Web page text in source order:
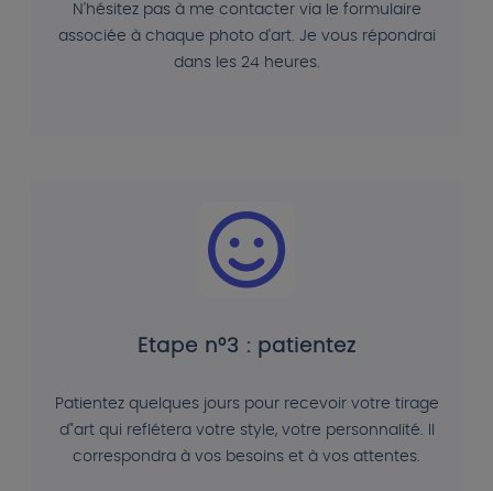
N'hésitez pas à me contacter via le formulaire
associée à chaque photo d'art. Je vous répondrai
dans les 24 heures.
Etape n°3 : patientez
Patientez quelques jours pour recevoir votre tirage
d"art qui reflétera votre style, votre personnalité. Il
correspondra à vos besoins et à vos attentes.